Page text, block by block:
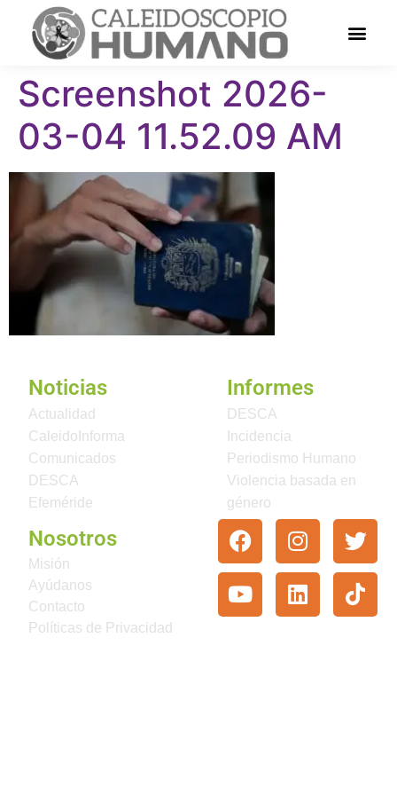
Screenshot 2026-
03-04 11.52.09 AM
Noticias
Actualidad
CaleidoInforma
Comunicados
DESCA
Efeméride
Informes
DESCA
Incidencia
Periodismo Humano
Violencia basada en
género
Nosotros
Misión
Ayúdanos
Contacto
Políticas de Privacidad